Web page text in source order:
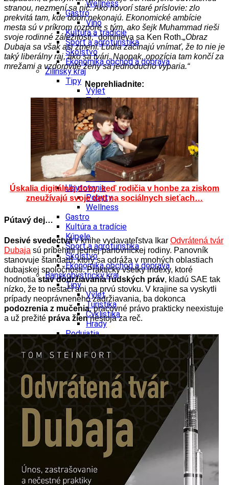
Wellness
Gastro
Víno
Kultúra a tradície
Šport a agroturistika
Školstvo
Ekonomika obchod a doprava
Žilinský kraj
Tipy
Výlet
Turistika
Cyklistika
Hrady
Podujatia
Výstava
Galéria
Festival
Folklór
Koncert
Ubytovanie
Pobyty
Wellness
Gastro
Kultúra a tradície
Kúpele
Šport a agroturistika
Školstvo
Ekonomika obchod a doprava
Banskobystrický kraj
Tipy
Výlet
Turistika
Cyklistika
Hrady
Podujatia
Výstava
Galéria
Festival
Folklór
Ubytovanie
Wellness
Gastro
Kaviarne
Kultúra a tradície
Kúpele
Šport a agroturistika
Školstvo
Ekonomika obchod a doprava
Košický kraj
Tipy
stranou, nezmení sa nič. Ako hovorí staré príslovie: zlo
prekvitá tam, kde dobrí nekonajú. Ekonomické ambície
mesta sú v príkrom rozpore s tým, ako šejk Muhammad rieši
svoje rodinné záležitosti,“domnieva sa Ken Roth.„Obraz
Dubaja sa však asi zmení. Ľudia začínajú vnímať, že to nie je
taký liberálny raj, ako sa tvári. Naopak, opozícia tam končí za
mrežami a vzdorovité ženy sa jednoducho vyparia.“
Neprehliadnite:
Úskalia digitálnej doby, keď rodičia v honbe za ziskom
zneužívajú svoje deti na sociálnych sieťach…
Pútavý dej…
Desivé svedectváv knihe vydavateľstva Ikar Odvrátená tvár
Dubaja sú príbehmi jednej panovníckej rodiny. Panovník
stanovuje štandard, ktorý sa odráža v mnohých oblastiach
dubajskej spoločnosti. Prakticky všetky indexy, ktoré
hodnotiastav dodržiavania ľudských práv, kladú SAE tak
nízko, že to nestačí ani na prvú stovku. V krajine sa vyskytli
prípady neoprávneného zadržiavania, ba dokonca
podozrenia z mučenia, pracovné právo prakticky neexistuje
a už prežité práva žiennestoja za reč.